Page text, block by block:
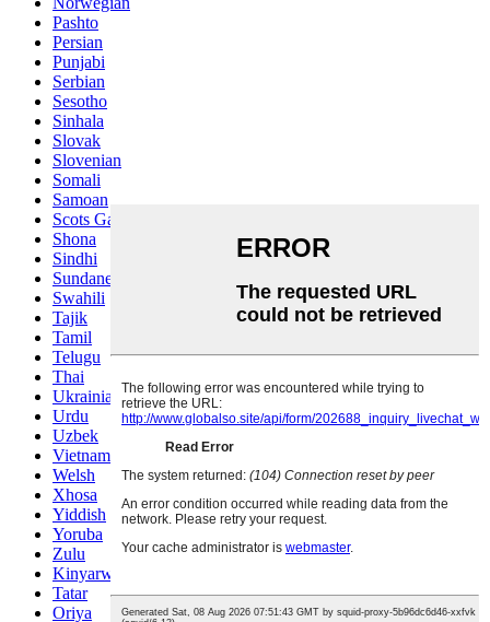
Pashto
Persian
Punjabi
Serbian
Sesotho
Sinhala
Slovak
Slovenian
Somali
Samoan
Scots Gaelic
Shona
Sindhi
Sundanese
Swahili
Tajik
Tamil
Telugu
Thai
Ukrainian
Urdu
Uzbek
Vietnamese
Welsh
Xhosa
Yiddish
Yoruba
Zulu
Kinyarwanda
Tatar
Oriya